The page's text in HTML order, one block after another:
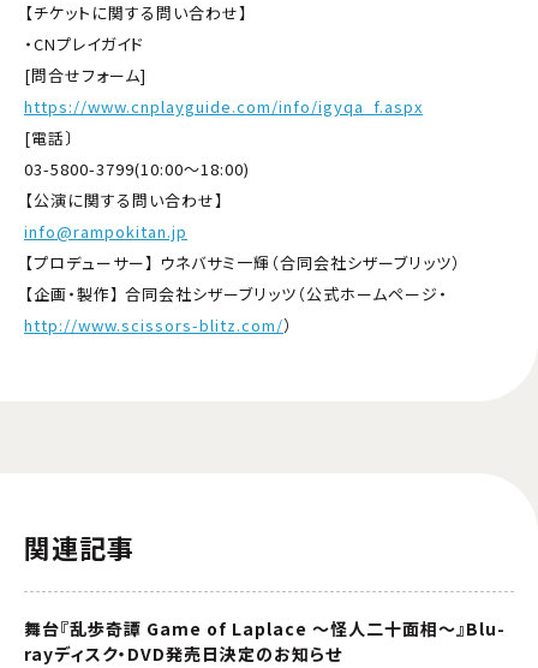
【チケットに関する問い合わせ】
・CNプレイガイド
[問合せフォーム]
https://www.cnplayguide.com/info/igyqa_f.aspx
[電話〕
03-5800-3799(10:00〜18:00)
【公演に関する問い合わせ】
info@rampokitan.jp
【プロデューサー】 ウネバサミ一輝（合同会社シザーブリッツ）
【企画・製作】 合同会社シザーブリッツ（公式ホームページ・
http://www.scissors-blitz.com/）
関連記事
舞台『乱歩奇譚 Game of Laplace ～怪人二十面相～』Blu-
rayディスク・DVD発売日決定のお知らせ